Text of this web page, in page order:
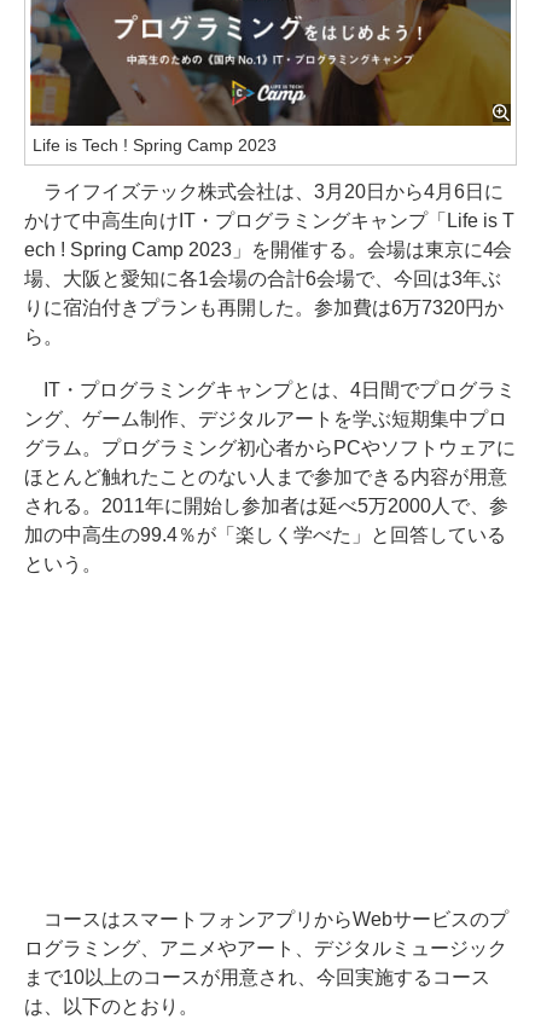
Life is Tech ! Spring Camp 2023
ライフイズテック株式会社は、3月20日から4月6日に
かけて中高生向けIT・プログラミングキャンプ「Life is T
ech ! Spring Camp 2023」を開催する。会場は東京に4会
場、大阪と愛知に各1会場の合計6会場で、今回は3年ぶ
りに宿泊付きプランも再開した。参加費は6万7320円か
ら。
IT・プログラミングキャンプとは、4日間でプログラミ
ング、ゲーム制作、デジタルアートを学ぶ短期集中プロ
グラム。プログラミング初心者からPCやソフトウェアに
ほとんど触れたことのない人まで参加できる内容が用意
される。2011年に開始し参加者は延べ5万2000人で、参
加の中高生の99.4％が「楽しく学べた」と回答している
という。
コースはスマートフォンアプリからWebサービスのプ
ログラミング、アニメやアート、デジタルミュージック
まで10以上のコースが用意され、今回実施するコース
は、以下のとおり。